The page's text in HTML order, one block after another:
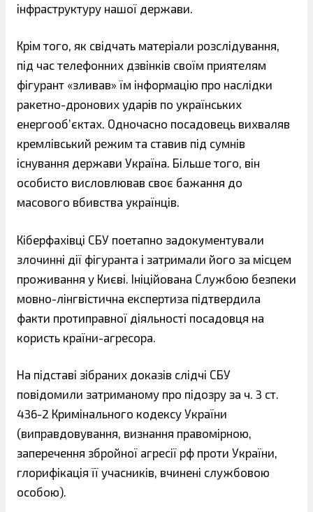
інфраструктуру нашої держави.
Крім того, як свідчать матеріали розслідування,
під час телефонних дзвінків своїм приятелям
фігурант «зливав» їм інформацію про наслідки
ракетно-дронових ударів по українських
енергооб’єктах. Одночасно посадовець вихваляв
кремлівський режим та ставив під сумнів
існування держави Україна. Більше того, він
особисто висловлював своє бажання до
масового вбивства українців.
Кіберфахівці СБУ поетапно задокументували
злочинні дії фігуранта і затримали його за місцем
проживання у Києві. Ініційована Службою безпеки
мовно-лінгвістична експертиза підтвердила
факти протиправної діяльності посадовця на
користь країни-агресора.
На підставі зібраних доказів слідчі СБУ
повідомили затриманому про підозру за ч. 3 ст.
436-2 Кримінального кодексу України
(виправдовування, визнання правомірною,
заперечення збройної агресії рф проти України,
глорифікація її учасників, вчинені службовою
особою).